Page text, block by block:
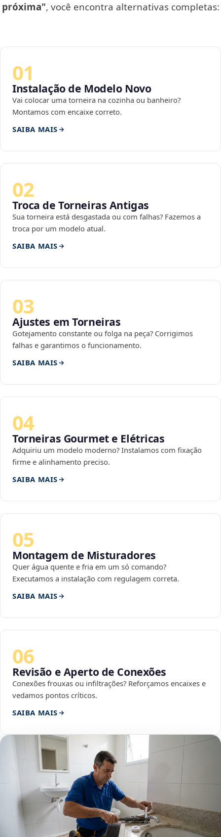
próxima", você encontra alternativas completas:
01
Instalação de Modelo Novo
Vai colocar uma torneira na cozinha ou banheiro?
Montamos com encaixe correto.
SAIBA MAIS
02
Troca de Torneiras Antigas
Sua torneira está desgastada ou com falhas? Fazemos a
troca por um modelo atual.
SAIBA MAIS
03
Ajustes em Torneiras
Gotejamento constante ou folga na peça? Corrigimos
falhas e garantimos o funcionamento.
SAIBA MAIS
04
Torneiras Gourmet e Elétricas
Adquiriu um modelo moderno? Instalamos com fixação
firme e alinhamento preciso.
SAIBA MAIS
05
Montagem de Misturadores
Quer água quente e fria em um só comando?
Executamos a instalação com regulagem correta.
SAIBA MAIS
06
Revisão e Aperto de Conexões
Conexões frouxas ou infiltrações? Reforçamos encaixes e
vedamos pontos críticos.
SAIBA MAIS